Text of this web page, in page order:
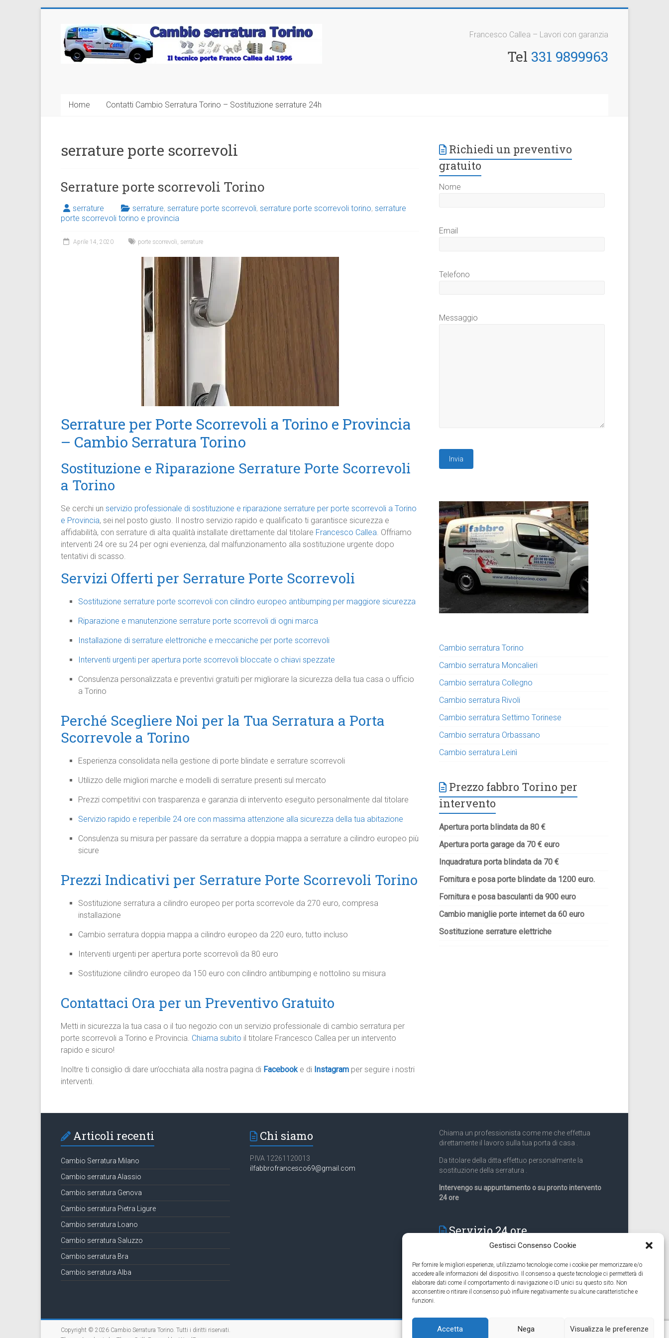
Gestisci Consenso Cookie
Per fornire le migliori esperienze, utilizziamo tecnologie come i cookie per memorizzare e/o
accedere alle informazioni del dispositivo. Il consenso a queste tecnologie ci permetterà di
elaborare dati come il comportamento di navigazione o ID unici su questo sito. Non
acconsentire o ritirare il consenso può influire negativamente su alcune caratteristiche e
funzioni.
Accetta Nega Visualizza le preferenze
contenutoCambio
Serratura
Francesco Callea – Lavori con garanzia
Tel 331 9899963
Home Contatti Cambio Serratura Torino – Sostituzione serrature 24h
serrature porte scorrevoli
Serrature porte scorrevoli Torino
serrature serrature, serrature porte scorrevoli, serrature porte scorrevoli torino, serrature
porte scorrevoli torino e provincia
Aprile 14, 2020 porte scorrevoli, serrature
Serrature per Porte Scorrevoli a Torino e Provincia
– Cambio Serratura Torino
Sostituzione e Riparazione Serrature Porte Scorrevoli
a Torino
Se cerchi un servizio professionale di sostituzione e riparazione serrature per porte scorrevoli a Torino
e Provincia, sei nel posto giusto. Il nostro servizio rapido e qualificato ti garantisce sicurezza e
affidabilità, con serrature di alta qualità installate direttamente dal titolare Francesco Callea. Offriamo
interventi 24 ore su 24 per ogni evenienza, dal malfunzionamento alla sostituzione urgente dopo
tentativi di scasso.
Servizi Offerti per Serrature Porte Scorrevoli
Sostituzione serrature porte scorrevoli con cilindro europeo antibumping per maggiore sicurezza
Riparazione e manutenzione serrature porte scorrevoli di ogni marca
Installazione di serrature elettroniche e meccaniche per porte scorrevoli
Interventi urgenti per apertura porte scorrevoli bloccate o chiavi spezzate
Consulenza personalizzata e preventivi gratuiti per migliorare la sicurezza della tua casa o ufficio
a Torino
Perché Scegliere Noi per la Tua Serratura a Porta
Scorrevole a Torino
Esperienza consolidata nella gestione di porte blindate e serrature scorrevoli
Utilizzo delle migliori marche e modelli di serrature presenti sul mercato
Prezzi competitivi con trasparenza e garanzia di intervento eseguito personalmente dal titolare
Servizio rapido e reperibile 24 ore con massima attenzione alla sicurezza della tua abitazione
Consulenza su misura per passare da serrature a doppia mappa a serrature a cilindro europeo più
sicure
Prezzi Indicativi per Serrature Porte Scorrevoli Torino
Sostituzione serratura a cilindro europeo per porta scorrevole da 270 euro, compresa
installazione
Cambio serratura doppia mappa a cilindro europeo da 220 euro, tutto incluso
Interventi urgenti per apertura porte scorrevoli da 80 euro
Sostituzione cilindro europeo da 150 euro con cilindro antibumping e nottolino su misura
Contattaci Ora per un Preventivo Gratuito
Metti in sicurezza la tua casa o il tuo negozio con un servizio professionale di cambio serratura per
porte scorrevoli a Torino e Provincia. Chiama subito il titolare Francesco Callea per un intervento
rapido e sicuro!
Inoltre ti consiglio di dare un’occhiata alla nostra pagina di Facebook e di Instagram per seguire i nostri
interventi.
Richiedi un preventivo
gratuito
Nome
Email
Telefono
Messaggio
Cambio serratura Torino
Cambio serratura Moncalieri
Cambio serratura Collegno
Cambio serratura Rivoli
Cambio serratura Settimo Torinese
Cambio serratura Orbassano
Cambio serratura Leinì
Prezzo fabbro Torino per
intervento
Apertura porta blindata da 80 €
Apertura porta garage da 70 € euro
Inquadratura porta blindata da 70 €
Fornitura e posa porte blindate da 1200 euro.
Fornitura e posa basculanti da 900 euro
Cambio maniglie porte internet da 60 euro
Sostituzione serrature elettriche
Articoli recenti
Cambio Serratura Milano
Cambio serratura Alassio
Cambio serratura Genova
Cambio serratura Pietra Ligure
Cambio serratura Loano
Cambio serratura Saluzzo
Cambio serratura Bra
Cambio serratura Alba
Chi siamo
P.IVA 12261120013
ilfabbrofrancesco69@gmail.com
Chiama un professionista come me che effettua
direttamente il lavoro sulla tua porta di casa .
Da titolare della ditta effettuo personalmente la
sostituzione della serratura .
Intervengo su appuntamento o su pronto intervento
24 ore
Servizio 24 ore
Eseguiamo anche lavori di apertura porte pronto
intervento 24 ore
Copyright © 2026 Cambio Serratura Torino. Tutti i diritti riservati.
Contatti Cambio Serratura Torino – Sostituzione serrature 24h Fabbro Torino